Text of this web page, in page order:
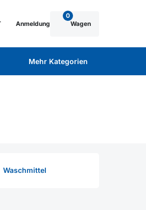
Anmeldung
0
Wagen
Mehr Kategorien
Waschmittel